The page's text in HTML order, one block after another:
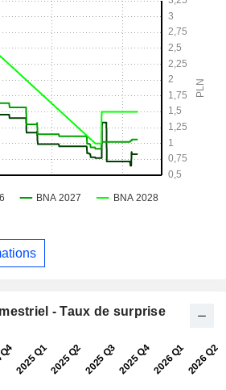
- Taux de surprise